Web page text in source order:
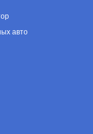
авто